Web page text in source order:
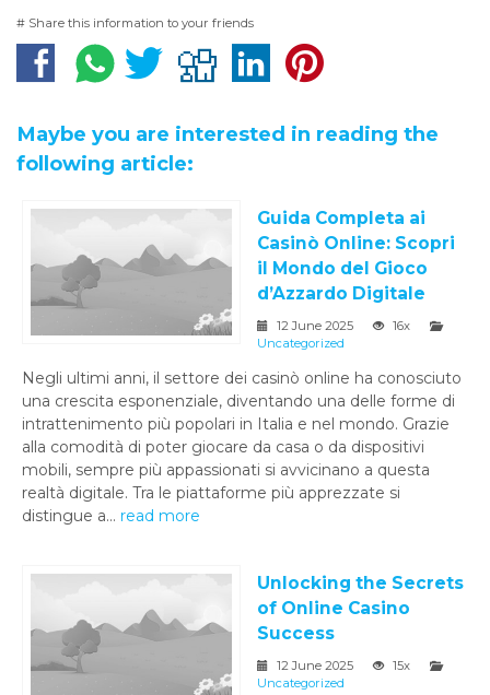
# Share this information to your friends
Maybe you are interested in reading the
following article:
Guida Completa ai
Casinò Online: Scopri
il Mondo del Gioco
d’Azzardo Digitale
12 June 2025
16x
Uncategorized
Negli ultimi anni, il settore dei casinò online ha conosciuto
una crescita esponenziale, diventando una delle forme di
intrattenimento più popolari in Italia e nel mondo. Grazie
alla comodità di poter giocare da casa o da dispositivi
mobili, sempre più appassionati si avvicinano a questa
realtà digitale. Tra le piattaforme più apprezzate si
distingue a... read more
Unlocking the Secrets
of Online Casino
Success
12 June 2025
15x
Uncategorized